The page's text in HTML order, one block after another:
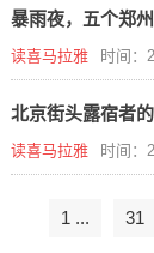
暴雨夜，五个郑
读喜马拉雅 时间：
北京街头露宿者
读喜马拉雅 时间：
1 ... 31